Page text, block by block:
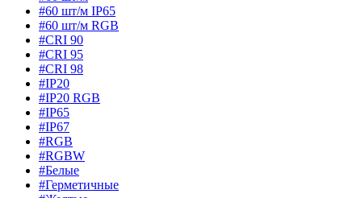
#60 шт/м IP65
#60 шт/м RGB
#CRI 90
#CRI 95
#CRI 98
#IP20
#IP20 RGB
#IP65
#IP67
#RGB
#RGBW
#Белые
#Герметичные